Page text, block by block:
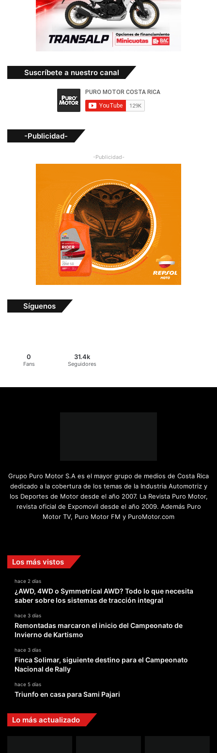
Suscríbete a nuestro canal
-Publicidad-
-Publicidad-
Síguenos
0
Fans
31.4k
Seguidores
Grupo Puro Motor S.A es el mayor grupo de medios de Costa Rica
dedicado a la cobertura de los temas de la Industria Automotriz y
los Deportes de Motor desde el año 2007. La Revista Puro Motor,
revista oficial de Expomovil desde el año 2009. Además Puro
Motor TV, Puro Motor FM y PuroMotor.com
Los más vistos
hace 2 días
¿AWD, 4WD o Symmetrical AWD? Todo lo que necesita
saber sobre los sistemas de tracción integral
hace 3 días
Remontadas marcaron el inicio del Campeonato de
Invierno de Kartismo
hace 3 días
Finca Solimar, siguiente destino para el Campeonato
Nacional de Rally
hace 5 días
Triunfo en casa para Sami Pajari
Lo más actualizado